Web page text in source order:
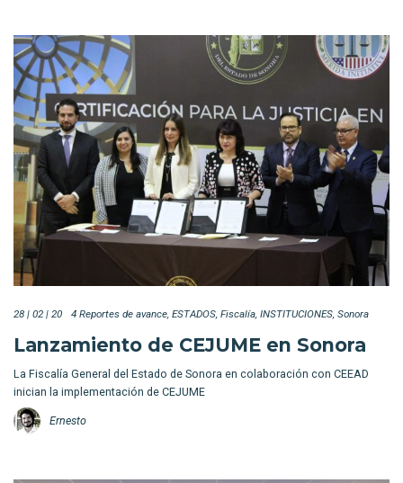
28 | 02 | 20 4 Reportes de avance ESTADOS Fiscalía INSTITUCIONES Sonora
Lanzamiento de CEJUME en Sonora
La Fiscalía General del Estado de Sonora en colaboración con CEEAD
inician la implementación de CEJUME
Ernesto